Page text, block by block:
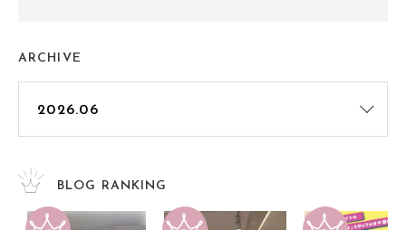
ARCHIVE
BLOG RANKING